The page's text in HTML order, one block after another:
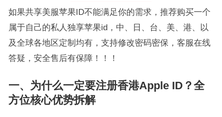
如果共享美服苹果ID不能满足你的需求，推荐购买一个
属于自己的私人独享苹果id，中、日、台、美、港、以
及全球各地区定制均有，支持修改密码密保，客服在线
答疑，安全售后有保障！！！
一、为什么一定要注册香港Apple ID？全
方位核心优势拆解